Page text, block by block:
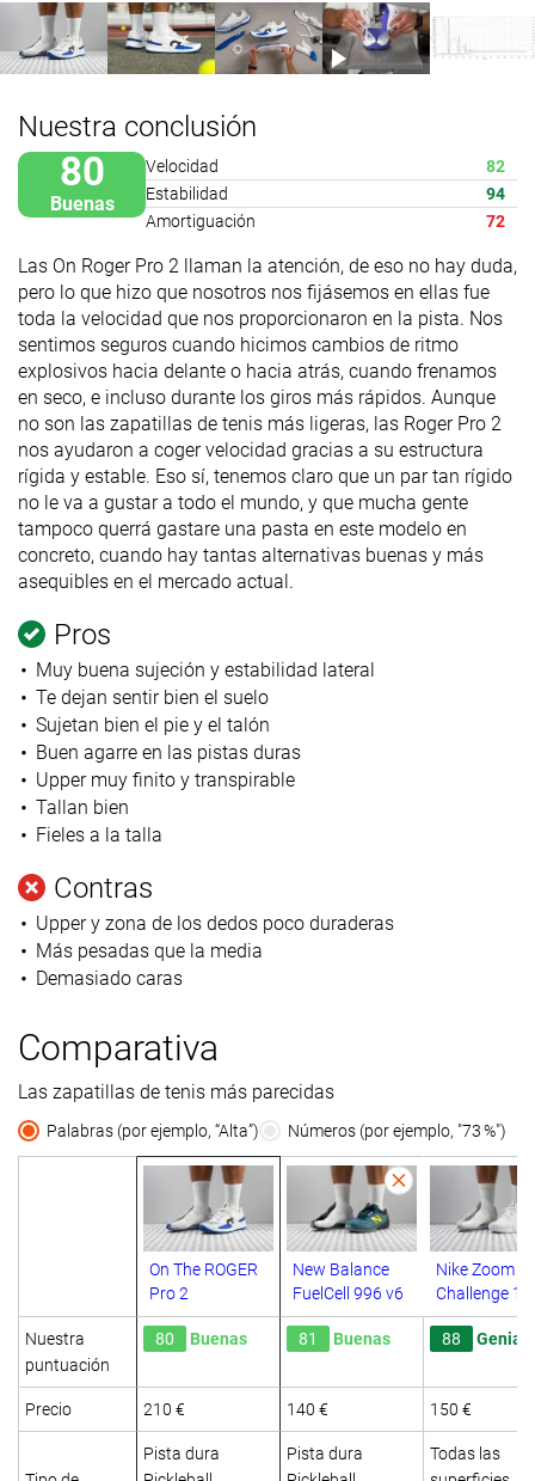
Nuestra conclusión
80
Buenas
Velocidad
82
Estabilidad
94
Amortiguación
72
Las On Roger Pro 2 llaman la atención, de eso no hay duda,
pero lo que hizo que nosotros nos fijásemos en ellas fue
toda la velocidad que nos proporcionaron en la pista. Nos
sentimos seguros cuando hicimos cambios de ritmo
explosivos hacia delante o hacia atrás, cuando frenamos
en seco, e incluso durante los giros más rápidos. Aunque
no son las zapatillas de tenis más ligeras, las Roger Pro 2
nos ayudaron a coger velocidad gracias a su estructura
rígida y estable. Eso sí, tenemos claro que un par tan rígido
no le va a gustar a todo el mundo, y que mucha gente
tampoco querrá gastare una pasta en este modelo en
concreto, cuando hay tantas alternativas buenas y más
asequibles en el mercado actual.
Pros
Muy buena sujeción y estabilidad lateral
Te dejan sentir bien el suelo
Sujetan bien el pie y el talón
Buen agarre en las pistas duras
Upper muy finito y transpirable
Tallan bien
Fieles a la talla
Contras
Upper y zona de los dedos poco duraderas
Más pesadas que la media
Demasiado caras
Comparativa
Las zapatillas de tenis más parecidas
Palabras (por ejemplo, “Alta”) Números (por ejemplo, "73 %")
On The ROGER
Pro 2
New Balance
FuelCell 996 v6
Nike Zoom
Challenge 1
Nuestra
puntuación
80 Buenas 81 Buenas 88
Precio 210 € 140 € 150 €
Pista dura
Pista dura
Todas las